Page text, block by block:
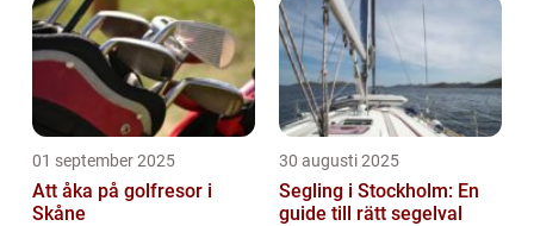
01 september 2025
Att åka på golfresor i
Skåne
30 augusti 2025
Segling i Stockholm: En
guide till rätt segelval